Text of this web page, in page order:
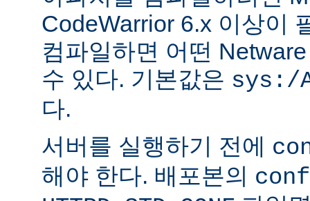
CodeWarrior 6.x 이상이
컴파일하면 어떤
수 있다. 기본값은 sys:/
다.
서버를 실행하기 전에
해야 한다. 배포본의 conf